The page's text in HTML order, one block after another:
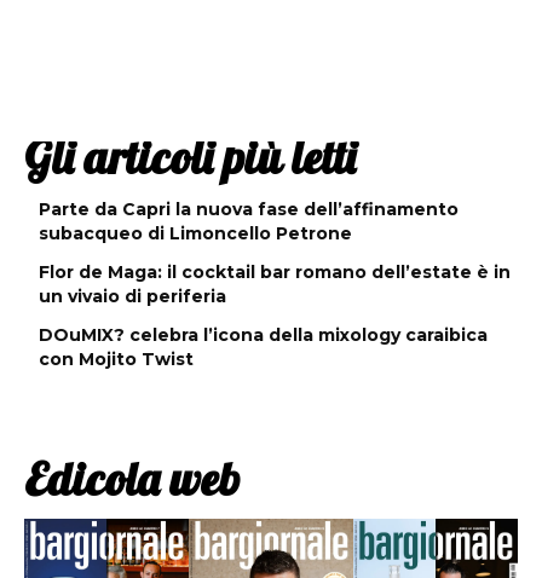
Gli articoli più letti
Parte da Capri la nuova fase dell’affinamento
subacqueo di Limoncello Petrone
Flor de Maga: il cocktail bar romano dell’estate è in
un vivaio di periferia
DOuMIX? celebra l’icona della mixology caraibica
con Mojito Twist
Edicola web